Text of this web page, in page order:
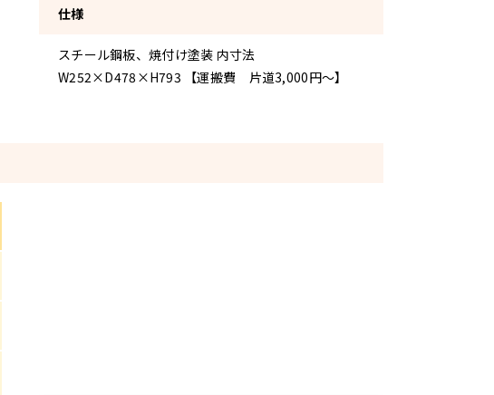
仕様
スチール鋼板、焼付け塗装 内寸法
W252×D478×H793 【運搬費 片道3,000円～】